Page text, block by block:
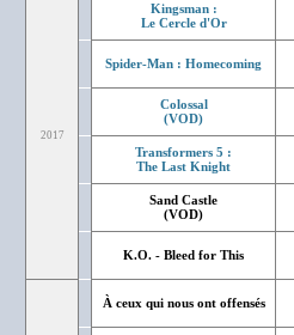
2017
Kingsman :
Le Cercle d'Or
Spider-Man : Homecoming
Colossal
(VOD)
Transformers 5 :
The Last Knight
Sand Castle
(VOD)
K.O. - Bleed for This
À ceux qui nous ont offensés